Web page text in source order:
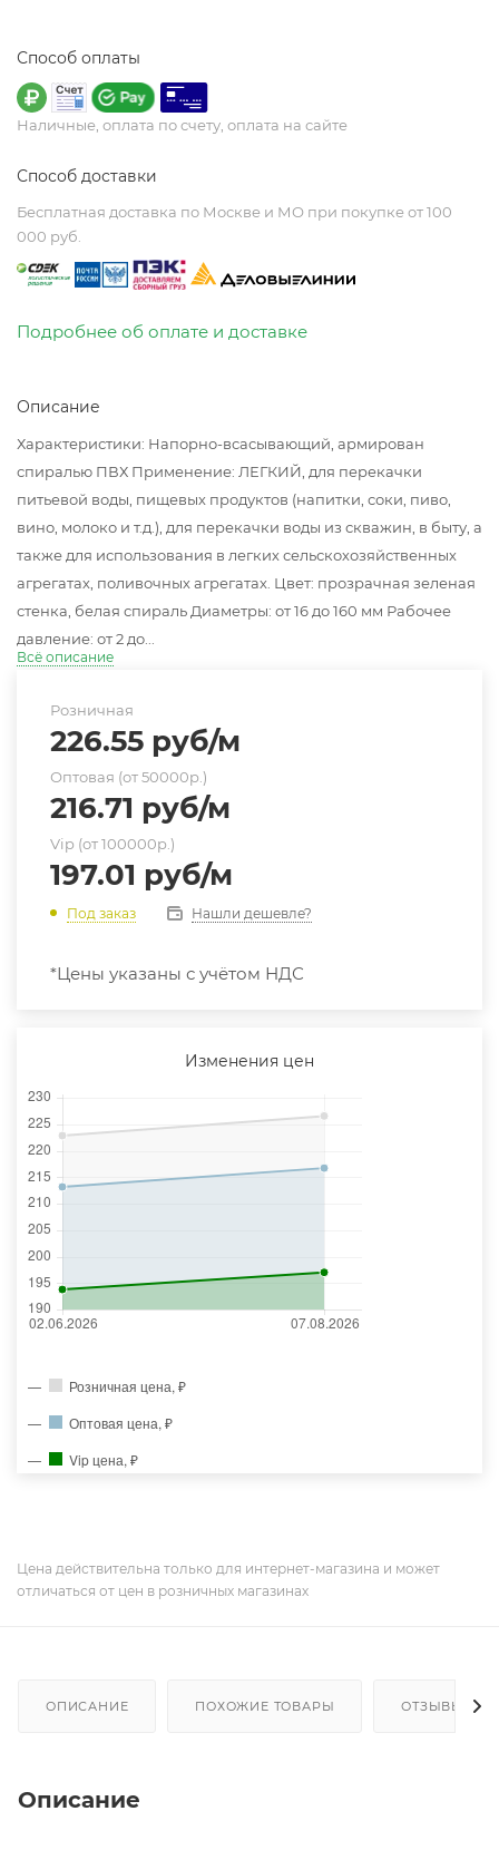
Способ оплаты
Наличные, оплата по счету, оплата на сайте
Способ доставки
Бесплатная доставка по Москве и МО при покупке от 100
000 руб.
Подробнее об оплате и доставке
Описание
Характеристики: Напорно-всасывающий, армирован
спиралью ПВХ Применение: ЛЕГКИЙ, для перекачки
питьевой воды, пищевых продуктов (напитки, соки, пиво,
вино, молоко и т.д.), для перекачки воды из скважин, в быту, а
также для использования в легких сельскохозяйственных
агрегатах, поливочных агрегатах. Цвет: прозрачная зеленая
стенка, белая спираль Диаметры: от 16 до 160 мм Рабочее
давление: от 2 до...
Всё описание
Розничная
226.55 руб/м
Оптовая (от 50000р.)
216.71 руб/м
Vip (от 100000р.)
197.01 руб/м
Под заказ Нашли дешевле?
*Цены указаны с учётом НДС
Изменения цен
Розничная цена, ₽
Оптовая цена, ₽
Vip цена, ₽
Цена действительна только для интернет-магазина и может
отличаться от цен в розничных магазинах
ОПИСАНИЕ ПОХОЖИЕ ТОВАРЫ ОТЗЫВЫ
Описание